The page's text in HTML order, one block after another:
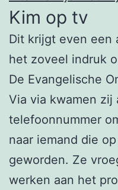
Kim op tv
Dit krijgt even een
het zoveel indruk
De Evangelische
Via via kwamen zij
telefoonnummer
naar iemand die
geworden. Ze
werken aan het